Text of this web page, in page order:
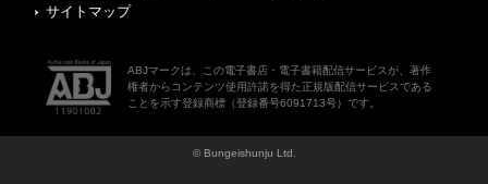
サイトマップ
ABJマークは、この電子書店・電子書籍配信サービスが、著作
権者からコンテンツ使用許諾を得た正規版配信サービスである
ことを示す登録商標（登録番号6091713号）です。
© Bungeishunju Ltd.